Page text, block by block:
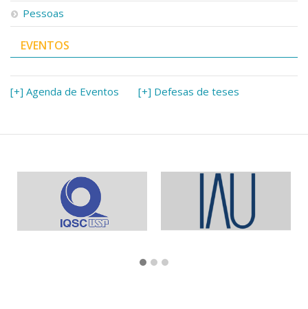
Pessoas
EVENTOS
[+] Agenda de Eventos [+] Defesas de teses